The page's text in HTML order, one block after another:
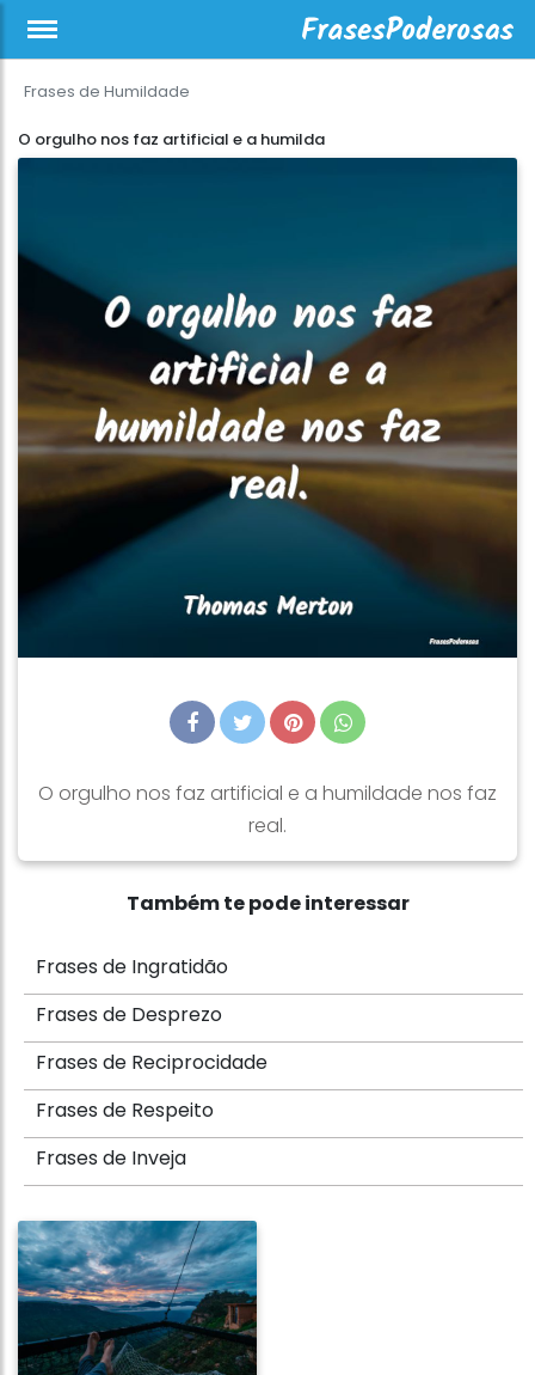
Frases de Humildade
O orgulho nos faz artificial e a humilda
O orgulho nos faz artificial e a humildade nos faz
real.
Também te pode interessar
Frases de Ingratidão
Frases de Desprezo
Frases de Reciprocidade
Frases de Respeito
Frases de Inveja